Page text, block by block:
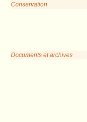
Conservation
Documents et archives